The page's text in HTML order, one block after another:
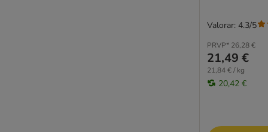
PRVP* 26,28 €
21,49 €
21,84 € / kg
20,42 €
Valorar: 4.3/5